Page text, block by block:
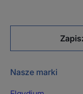
Nasze marki